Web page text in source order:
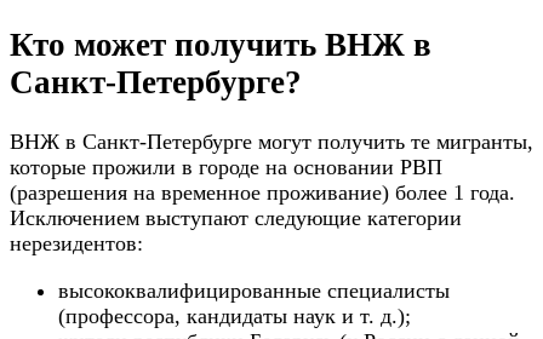
Кто может получить ВНЖ в
Санкт-Петербурге?
ВНЖ в Санкт-Петербурге могут получить те мигранты,
которые прожили в городе на основании РВП
(разрешения на временное проживание) более 1 года.
Исключением выступают следующие категории
нерезидентов:
высококвалифицированные специалисты
(профессора, кандидаты наук и т. д.);